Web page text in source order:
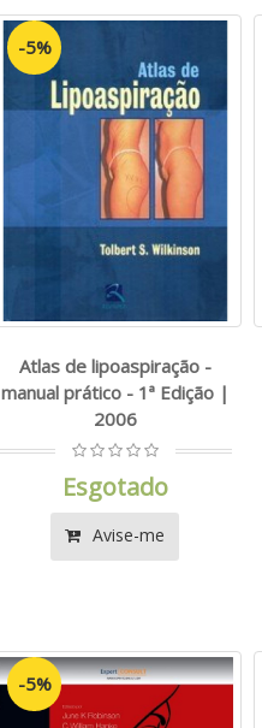
-5%
Atlas de lipoaspiração -
manual prático - 1ª Edição |
2006
Esgotado
Avise-me
-5%